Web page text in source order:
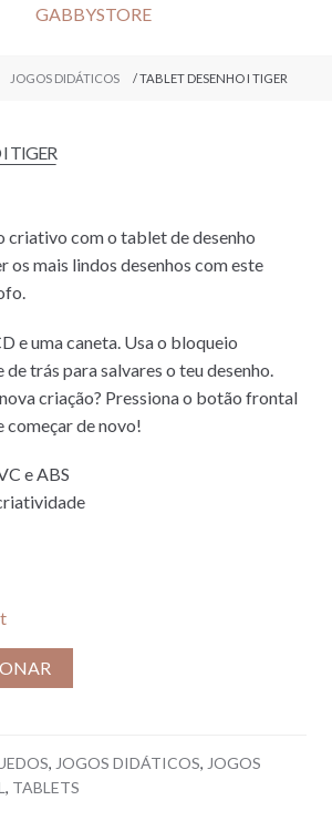
JOGOS DIDÁTICOS / TABLET DESENHO I TIGER
TIGER
criativo com o tablet de desenho
os mais lindos desenhos com este
e uma caneta. Usa o bloqueio
trás para salvares o teu desenho.
criação? Pressiona o botão frontal
começar de novo!
e ABS
, JOGOS DIDÁTICOS, JOGOS
, TABLETS